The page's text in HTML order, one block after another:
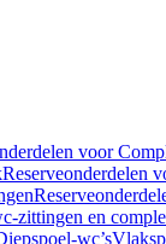
voor
Reserveonderdelen
zittingen en
wc’s